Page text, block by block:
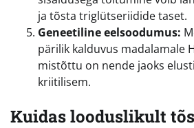
ja tõsta triglütseriidide taset.
Geneetiline eelsoodumus:
pärilik kalduvus madalamale
mistõttu on nende jaoks
kriitilisem.
Kuidas looduslikult